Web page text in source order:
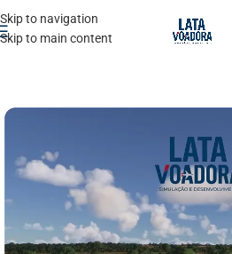
Skip to navigation
Skip to main content